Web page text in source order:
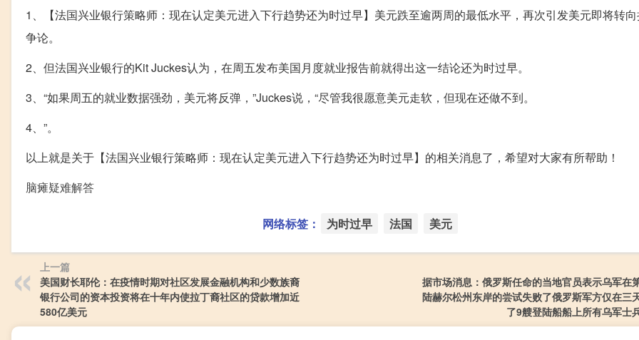
1、【法国兴业银行策略师：现在认定美元进入下行趋势还为时过早】美元跌至逾两周的最低水平，再次引发美元即将转
争论。
2、但法国兴业银行的Kit Juckes认为，在周五发布美国月度就业报告前就得出这一结论还为时过早。
3、“如果周五的就业数据强劲，美元将反弹，”Juckes说，“尽管我很愿意美元走软，但现在还做不到。
4、”。
以上就是关于【法国兴业银行策略师：现在认定美元进入下行趋势还为时过早】的相关消息了，希望对大家有所帮助！
脑瘫疑难解答
网络标签： 为时过早 法国 美元
上一篇
美国财长耶伦：在疫情时期对社区发展金融机构和少数族裔
银行公司的资本投资将在十年内使拉丁裔社区的贷款增加近
580亿美元
据市场消息：俄罗斯任命的当地官员表示乌军在
陆赫尔松州东岸的尝试失败了俄罗斯军方仅在三
了9艘登陆船船上所有乌军士